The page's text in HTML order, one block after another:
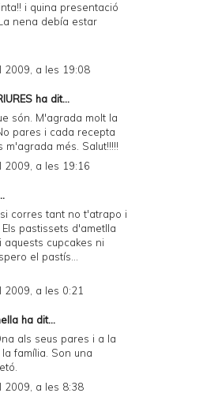
i quina presentació
nena debía estar
2009, a les 19:08
ha dit...
són. M'agrada molt la
pares i cada recepta
m'agrada més. Salut!!!!!
2009, a les 19:16
corres tant no t'atrapo i
pastissets d'ametlla
aquests cupcakes ni
el pastís...
2009, a les 0:21
ha dit...
als seus pares i a la
família. Son una
2009, a les 8:38